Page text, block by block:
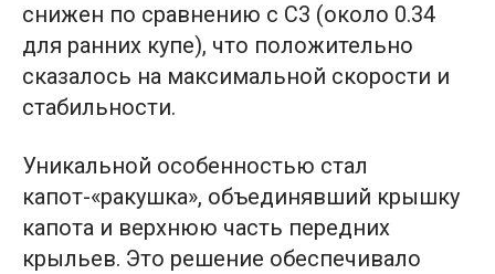
снижен по сравнению с C3 (около 0.34
для ранних купе), что положительно
сказалось на максимальной скорости и
стабильности.
Уникальной особенностью стал
капот-«ракушка», объединявший крышку
капота и верхнюю часть передних
крыльев. Это решение обеспечивало